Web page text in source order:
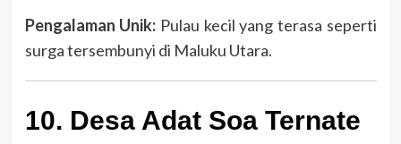
Pengalaman Unik: Pulau kecil yang terasa seperti
surga tersembunyi di Maluku Utara.
10. Desa Adat Soa Ternate